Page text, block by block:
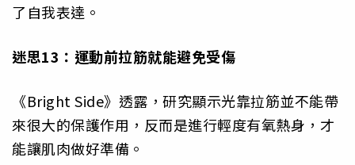
了自我表達。
迷思13：運動前拉筋就能避免受傷
《Bright Side》透露，研究顯示光靠拉筋並不能帶
來很大的保護作用，反而是進行輕度有氧熱身，才
能讓肌肉做好準備。